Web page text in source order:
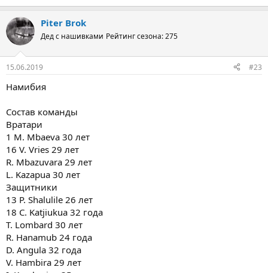
Piter Brok
Дед с нашивками Рейтинг сезона: 275
15.06.2019 #23
Намибия
Состав команды
Вратари
1 M. Mbaeva 30 лет
16 V. Vries 29 лет
R. Mbazuvara 29 лет
L. Kazapua 30 лет
Защитники
13 P. Shalulile 26 лет
18 C. Katjiukua 32 года
T. Lombard 30 лет
R. Hanamub 24 года
D. Angula 32 года
V. Hambira 29 лет